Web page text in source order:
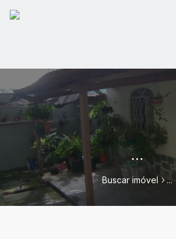
...
Buscar imóvel ...